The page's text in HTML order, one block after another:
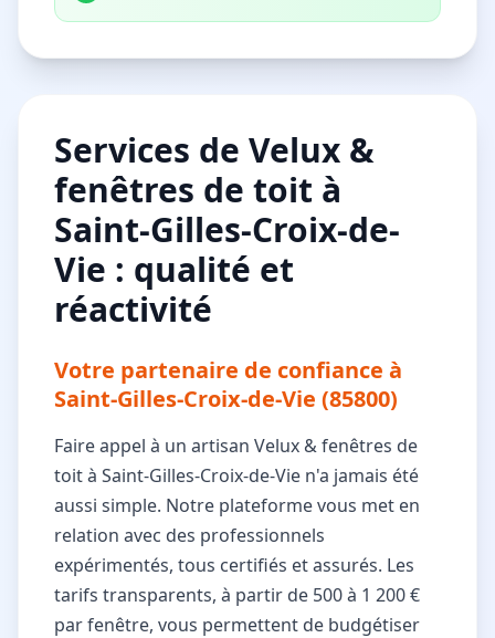
Services de Velux &
fenêtres de toit à
Saint-Gilles-Croix-de-
Vie : qualité et
réactivité
Votre partenaire de confiance à
Saint-Gilles-Croix-de-Vie (85800)
Faire appel à un artisan Velux & fenêtres de
toit à Saint-Gilles-Croix-de-Vie n'a jamais été
aussi simple. Notre plateforme vous met en
relation avec des professionnels
expérimentés, tous certifiés et assurés. Les
tarifs transparents, à partir de 500 à 1 200 €
par fenêtre, vous permettent de budgétiser